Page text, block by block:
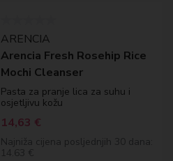
ARENCIA
Arencia Fresh Rosehip Rice
Mochi Cleanser
Pasta za pranje lica za suhu i
osjetljivu kožu
14,63 €
Najniža cijena posljednjih 30 dana:
14.63 €